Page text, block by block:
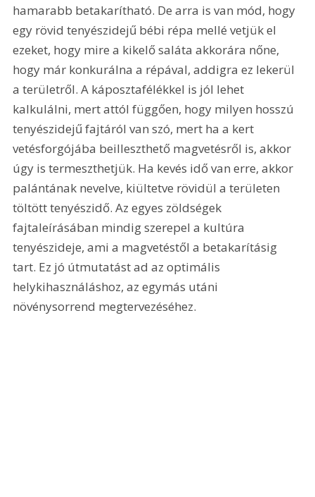
hamarabb betakarítható. De arra is van mód, hogy
egy rövid tenyészidejű bébi répa mellé vetjük el
ezeket, hogy mire a kikelő saláta akkorára nőne,
hogy már konkurálna a répával, addigra ez lekerül
a területről. A káposztafélékkel is jól lehet
kalkulálni, mert attól függően, hogy milyen hosszú
tenyészidejű fajtáról van szó, mert ha a kert
vetésforgójába beilleszthető magvetésről is, akkor
úgy is termeszthetjük. Ha kevés idő van erre, akkor
palántának nevelve, kiültetve rövidül a területen
töltött tenyészidő. Az egyes zöldségek
fajtaleírásában mindig szerepel a kultúra
tenyészideje, ami a magvetéstől a betakarításig
tart. Ez jó útmutatást ad az optimális
helykihasználáshoz, az egymás utáni
növénysorrend megtervezéséhez.